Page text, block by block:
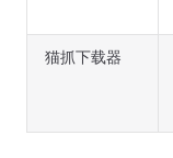
猫抓下载器